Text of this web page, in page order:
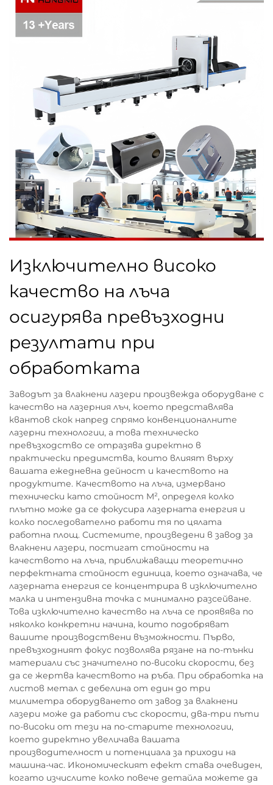
Изключително високо
качество на лъча
осигурява превъзходни
резултати при
обработката
Заводът за влакнени лазери произвежда оборудване с
качество на лазерния лъч, което представлява
квантов скок напред спрямо конвенционалните
лазерни технологии, а това техническо
превъзходство се отразява директно в
практически предимства, които влияят върху
вашата ежедневна дейност и качеството на
продуктите. Качеството на лъча, измервано
технически като стойност M², определя колко
плътно може да се фокусира лазерната енергия и
колко последователно работи тя по цялата
работна площ. Системите, произведени в завод за
влакнени лазери, постигат стойности на
качеството на лъча, приближаващи теоретично
перфектната стойност единица, което означава, че
лазерната енергия се концентрира в изключително
малка и интензивна точка с минимално разсейване.
Това изключително качество на лъча се проявява по
няколко конкретни начина, които подобряват
вашите производствени възможности. Първо,
превъзходният фокус позволява рязане на по-тънки
материали със значително по-високи скорости, без
да се жертва качеството на ръба. При обработка на
листов метал с дебелина от един до три
милиметра оборудването от завод за влакнени
лазери може да работи със скорости, два-три пъти
по-високи от тези на по-старите технологии,
което директно увеличава вашата
производителност и потенциала за приходи на
машина-час. Икономическият ефект става очевиден,
когато изчислите колко повече детайла можете да